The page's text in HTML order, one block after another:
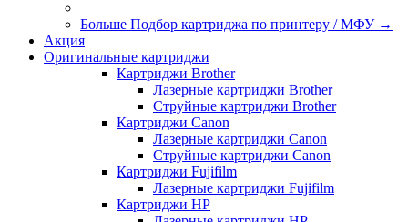
Больше Подбор картриджа по принтеру / МФУ →
Акция
Оригинальные картриджи
Картриджи Brother
Лазерные картриджи Brother
Струйные картриджи Brother
Картриджи Canon
Лазерные картриджи Canon
Струйные картриджи Canon
Картриджи Fujifilm
Лазерные картриджи Fujifilm
Картриджи HP